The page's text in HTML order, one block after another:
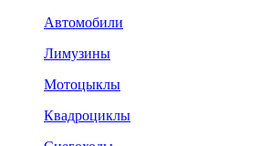
Автомобили
Лимузины
Мотоцыклы
Квадроциклы